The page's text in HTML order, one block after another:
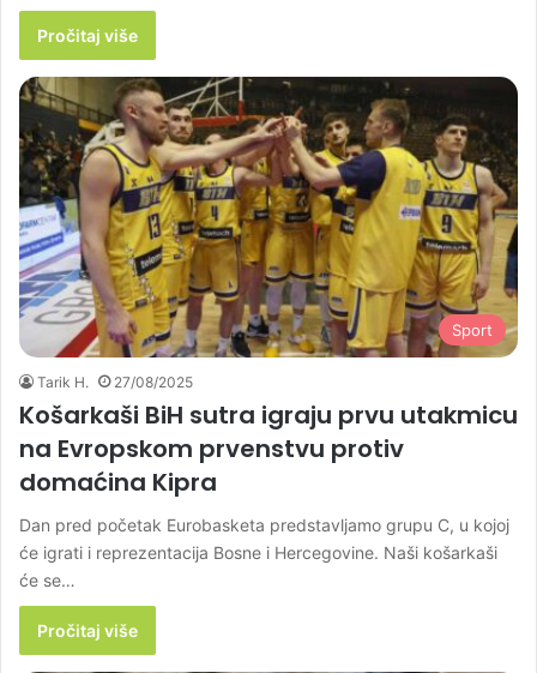
Pročitaj više
Sport
Tarik H. 27/08/2025
Košarkaši BiH sutra igraju prvu utakmicu
na Evropskom prvenstvu protiv
domaćina Kipra
Dan pred početak Eurobasketa predstavljamo grupu C, u kojoj
će igrati i reprezentacija Bosne i Hercegovine. Naši košarkaši
će se…
Pročitaj više